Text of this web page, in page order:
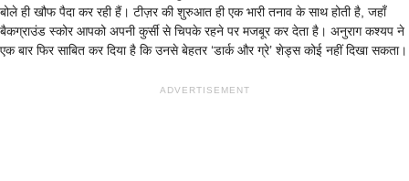
बोले ही खौफ पैदा कर रही हैं। टीज़र की शुरुआत ही एक भारी तनाव के साथ होती है, जहाँ
बैकग्राउंड स्कोर आपको अपनी कुर्सी से चिपके रहने पर मजबूर कर देता है। अनुराग कश्यप ने
एक बार फिर साबित कर दिया है कि उनसे बेहतर ‘डार्क और ग्रे’ शेड्स कोई नहीं दिखा सकता।
ADVERTISEMENT